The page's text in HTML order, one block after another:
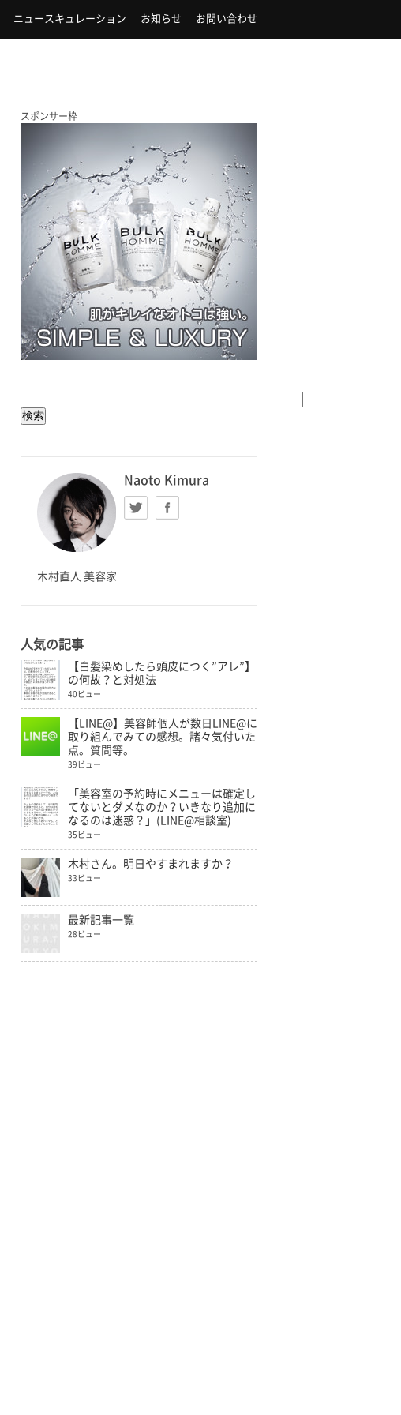
ニュースキュレーション お知らせ お問い合わせ
スポンサー枠
Naoto Kimura
木村直人 美容家
人気の記事
【白髪染めしたら頭皮につく”アレ”】
の何故？と対処法
40ビュー
【LINE@】美容師個人が数日LINE@に
取り組んでみての感想。諸々気付いた
点。質問等。
39ビュー
「美容室の予約時にメニューは確定し
てないとダメなのか？いきなり追加に
なるのは迷惑？」(LINE@相談室)
35ビュー
木村さん。明日やすまれますか？
33ビュー
最新記事一覧
28ビュー